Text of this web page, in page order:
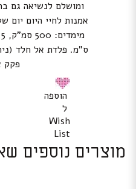
ס”מ. פלדת אל חלד
פקק
הוספה
ל
Wish
List
מוצרים נוספים